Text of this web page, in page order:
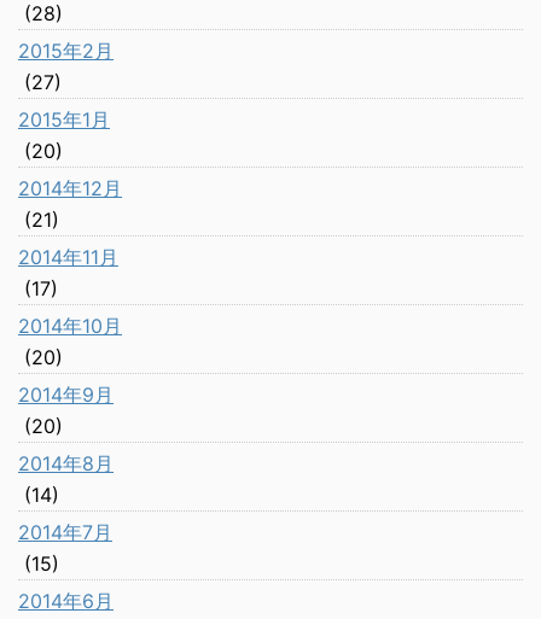
(28)
2015年2月
(27)
2015年1月
(20)
2014年12月
(21)
2014年11月
(17)
2014年10月
(20)
2014年9月
(20)
2014年8月
(14)
2014年7月
(15)
2014年6月